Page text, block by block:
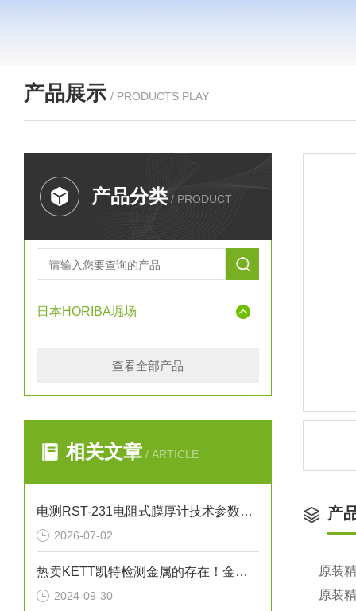
产品展示 / PRODUCTS PLAY
产品分类 / PRODUCT
日本HORIBA堀场
查看全部产品
相关文章 / ARTICLE
电测RST-231电阻式膜厚计技术参数与应用解析
2026-07-02
热卖KETT凯特检测金属的存在！金属探测器 EB-610
2024-09-30
产
原装
原装